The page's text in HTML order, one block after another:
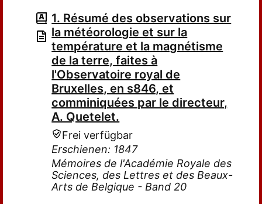
1. Résumé des observations sur
la météorologie et sur la
température et la magnétisme
de la terre, faites à
l'Observatoire royal de
Bruxelles, en s846, et
comminiquées par le directeur,
A. Quetelet.
Frei verfügbar
Erschienen: 1847
Mémoires de l'Académie Royale des
Sciences, des Lettres et des Beaux-
Arts de Belgique - Band 20